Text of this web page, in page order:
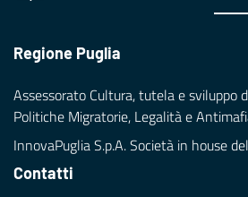
Regione Puglia
Assessorato Cultura, tutela e sviluppo
Politiche Migratorie, Legalità e
InnovaPuglia S.p.A. Società in house
Contatti